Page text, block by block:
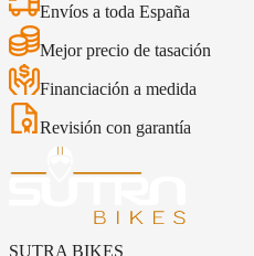
Envíos a toda España
Mejor precio de tasación
Financiación a medida
Revisión con garantía
SUTRA BIKES